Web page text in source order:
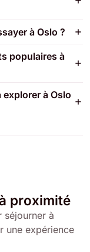
à Oslo ?
populaires à
à Oslo
proximité
séjourner à
une expérience